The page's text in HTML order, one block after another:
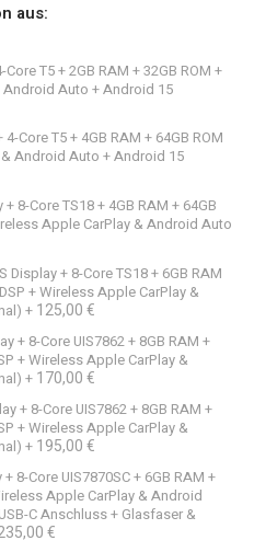
aus:
T5 + 2GB RAM + 32GB ROM +
Android Auto + Android 15
Core T5 + 4GB RAM + 64GB ROM
Android Auto + Android 15
8-Core TS18 + 4GB RAM + 64GB
Apple CarPlay & Android Auto
+ 8-Core TS18 + 6GB RAM
+ Wireless Apple CarPlay &
+ 125,00 €
+ 8-Core UIS7862 + 8GB RAM +
+ Wireless Apple CarPlay &
+ 170,00 €
+ 8-Core UIS7862 + 8GB RAM +
+ Wireless Apple CarPlay &
+ 195,00 €
8-Core UIS7870SC + 6GB RAM +
Apple CarPlay & Android
C Anschluss + Glasfaser &
€